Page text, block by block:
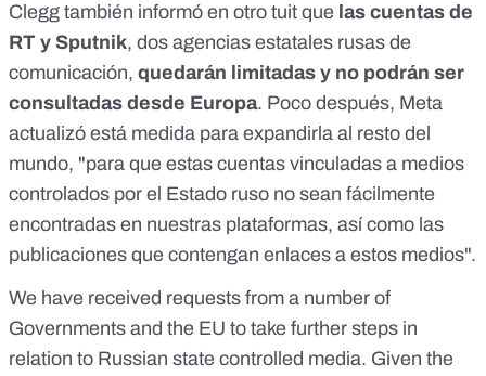
Clegg también informó en otro tuit que las cuentas de
RT y Sputnik, dos agencias estatales rusas de
comunicación, quedarán limitadas y no podrán ser
consultadas desde Europa. Poco después, Meta
actualizó está medida para expandirla al resto del
mundo, "para que estas cuentas vinculadas a medios
controlados por el Estado ruso no sean fácilmente
encontradas en nuestras plataformas, así como las
publicaciones que contengan enlaces a estos medios".
We have received requests from a number of
Governments and the EU to take further steps in
relation to Russian state controlled media. Given the